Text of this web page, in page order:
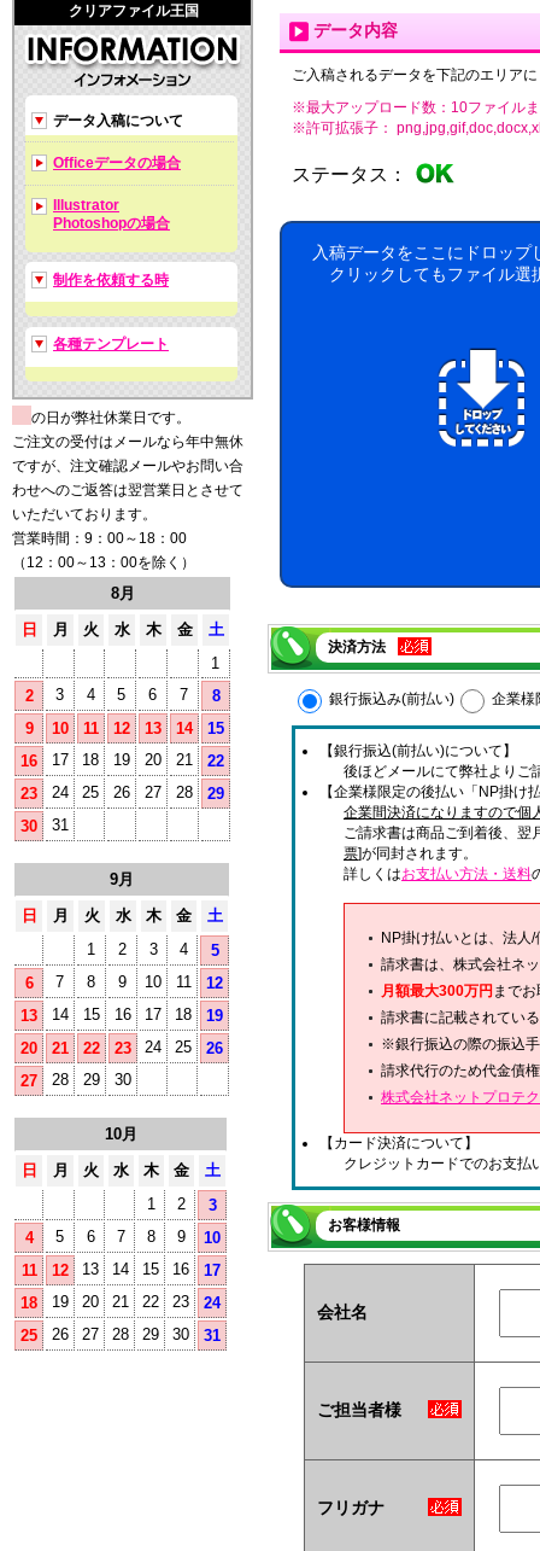
クリアファイル王国
データ入稿について
Officeデータの場合
Illustrator
Photoshopの場合
制作を依頼する時
各種テンプレート
の日が弊社休業日です。
ご注文の受付はメールなら年中無休
ですが、注文確認メールやお問い合
わせへのご返答は翌営業日とさせて
いただいております。
営業時間：9：00～18：00
（12：00～13：00を除く）
8月
日
月 火 水 木 金
土
1
2
3 4 5 6 7
8
9
10 11 12 13 14
15
16
17 18 19 20 21
22
23
24 25 26 27 28
29
30
31
9月
日
月 火 水 木 金
土
1
2 3 4
5
6
7 8 9 10 11
12
13
14 15 16 17 18
19
20
21 22 23 24 25
26
27
28 29 30
10月
日
月 火 水 木 金
土
1
2
3
4
5 6 7 8 9
10
11
12 13 14 15 16
17
18
19 20 21 22 23
24
25
26 27 28 29 30 31
データ内容
ご入稿されるデータを下記のエリア
※最大アップロード数：10ファイル
※許可拡張子：
ステータス：
入稿データをここにドロップ
クリックしてもファイル選
決済方法
銀行振込み(前払い) 企業様
【銀行振込(前払い)について】
後ほどメールにて弊社よりご
【企業様限定の後払い「NP掛け
企業間決済になりますので個
ご請求書は商品ご到着後、翌
票]が同封されます。
詳しくはお支払い方法・送料
NP掛け払いとは、法人
請求書は、株式会社ネ
月額最大300万円 まで
請求書に記載されてい
※銀行振込の際の振込
請求代行のため代金債
株式会社ネットプロテ
【カード決済について】
クレジットカードでのお支払
お客様情報
会社名
ご担当者様
フリガナ